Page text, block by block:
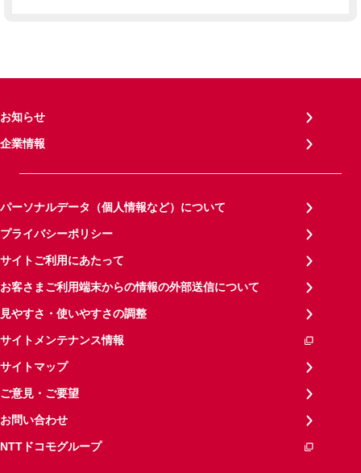
お知らせ
企業情報
パーソナルデータ（個人情報など）について
プライバシーポリシー
サイトご利用にあたって
お客さまご利用端末からの情報の外部送信について
見やすさ・使いやすさの調整
サイトメンテナンス情報
サイトマップ
ご意見・ご要望
お問い合わせ
NTTドコモグループ